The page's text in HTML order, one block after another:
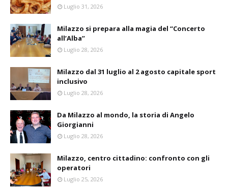
Luglio 31, 2026
Milazzo si prepara alla magia del “Concerto
all’Alba”
Luglio 28, 2026
Milazzo dal 31 luglio al 2 agosto capitale sport
inclusivo
Luglio 28, 2026
Da Milazzo al mondo, la storia di Angelo
Giorgianni
Luglio 28, 2026
Milazzo, centro cittadino: confronto con gli
operatori
Luglio 25, 2026